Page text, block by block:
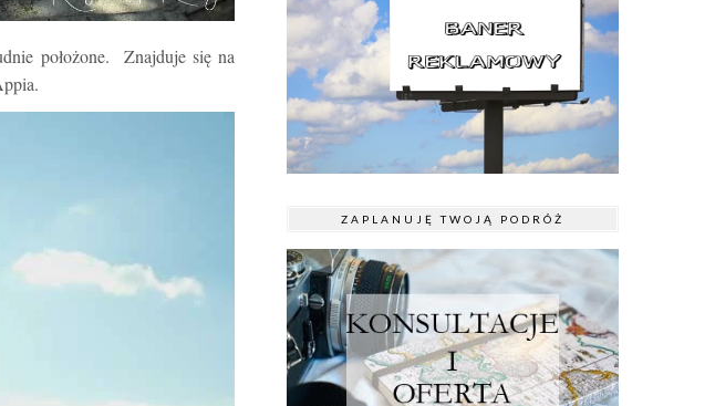
położone.
Znajduje się na
ZAPLANUJĘ TWOJĄ PODRÓŻ